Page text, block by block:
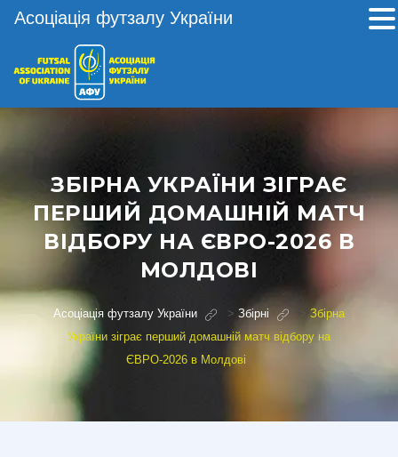
ЗБІРНА УКРАЇНИ ЗІГРАЄ
ПЕРШИЙ ДОМАШНІЙ МАТЧ
ВІДБОРУ НА ЄВРО-2026 В
МОЛДОВІ
Асоціація футзалу України > Збірні > Збірна
України зіграє перший домашній матч відбору на
ЄВРО-2026 в Молдові
Асоціація футзалу України